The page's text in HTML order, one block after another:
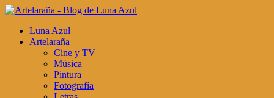
Luna Azul
Artelaraña
Cine y TV
Música
Pintura
Fotografía